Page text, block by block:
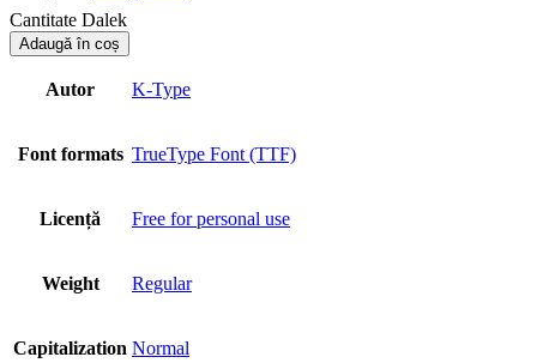
Cantitate Dalek
Adaugă în coș
Autor K-Type
Font formats TrueType Font (TTF)
Licență Free for personal use
Weight Regular
Capitalization Normal